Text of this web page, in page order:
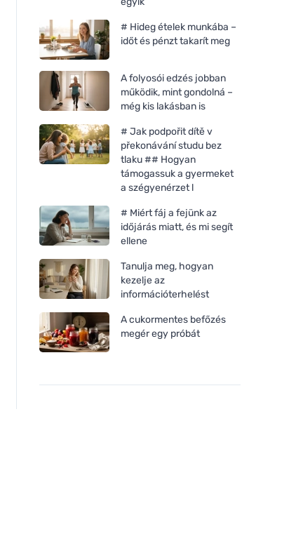
# Hideg ételek munkába –
időt és pénzt takarít meg
A folyosói edzés jobban
működik, mint gondolná –
még kis lakásban is
# Jak podpořit dítě v
překonávání studu bez
tlaku ## Hogyan
támogassuk a gyermeket
a szégyenérzet l
# Miért fáj a fejünk az
időjárás miatt, és mi segít
ellene
Tanulja meg, hogyan
kezelje az
információterhelést
A cukormentes befőzés
megér egy próbát